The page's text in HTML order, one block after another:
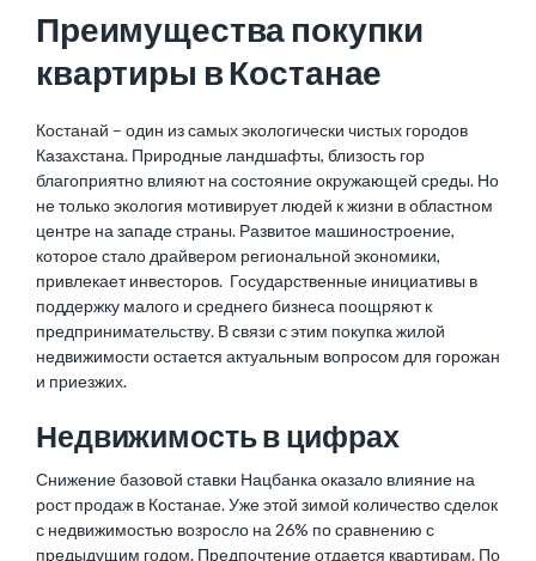
Преимущества покупки
квартиры в Костанае
Костанай – один из самых экологически чистых городов
Казахстана. Природные ландшафты, близость гор
благоприятно влияют на состояние окружающей среды. Но
не только экология мотивирует людей к жизни в областном
центре на западе страны. Развитое машиностроение,
которое стало драйвером региональной экономики,
привлекает инвесторов. Государственные инициативы в
поддержку малого и среднего бизнеса поощряют к
предпринимательству. В связи с этим покупка жилой
недвижимости остается актуальным вопросом для горожан
и приезжих.
Недвижимость в цифрах
Снижение базовой ставки Нацбанка оказало влияние на
рост продаж в Костанае. Уже этой зимой количество сделок
с недвижимостью возросло на 26% по сравнению с
предыдущим годом. Предпочтение отдается квартирам. По